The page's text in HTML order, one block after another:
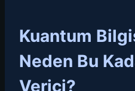
Kuantum
Neden Bu
Verici?